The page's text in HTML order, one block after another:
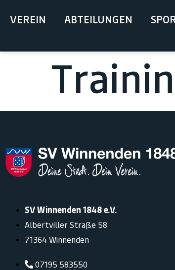
springen
VEREIN ABTEILUNGEN
SV Winnenden 1848 e.V.
Albertviller Straße 58
71364 Winnenden
07195 583550